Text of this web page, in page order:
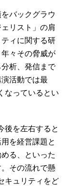
バックグラウ
リスト」の肩
ィに関する研
々その脅威が
析、発信まで
活動では最
なっているとい
後を左右すると
を経営課題と
る、といった
その流れで懸
キュリティをど